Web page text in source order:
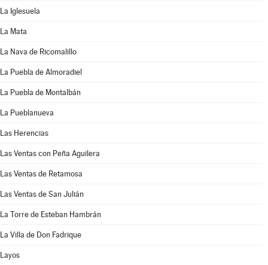
La Iglesuela
La Mata
La Nava de Ricomalillo
La Puebla de Almoradiel
La Puebla de Montalbán
La Pueblanueva
Las Herencias
Las Ventas con Peña Aguilera
Las Ventas de Retamosa
Las Ventas de San Julián
La Torre de Esteban Hambrán
La Villa de Don Fadrique
Layos